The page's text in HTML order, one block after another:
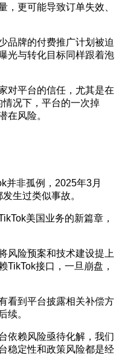
，更可能导致订单失效、
品牌的付费推广计划被迫
光与转化目标同样跟着泡
对平台的信任，尤其是在
况下，平台的一次掉
在风险。
并非孤例，2025年3月
生过类似事故。
美国业务的新篇章，
风险预案和技术建设提上
TikTok接口，一旦崩盘，
看到平台披露相关补偿方
续。
依赖风险亟待化解，我们
稳定性和政策风险都是经